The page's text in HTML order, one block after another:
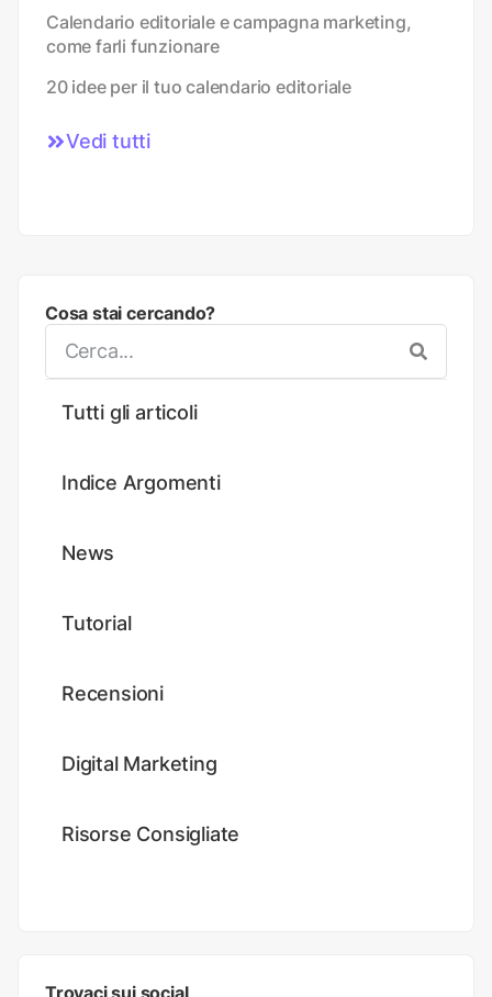
Calendario editoriale e campagna marketing,
come farli funzionare
20 idee per il tuo calendario editoriale
Vedi tutti
Cosa stai cercando?
Tutti gli articoli
Indice Argomenti
News
Tutorial
Recensioni
Digital Marketing
Risorse Consigliate
Trovaci sui social